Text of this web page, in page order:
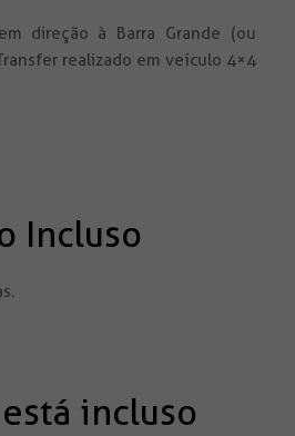
direção à Barra Grande (ou
realizado em veículo 4×4
Incluso
incluso